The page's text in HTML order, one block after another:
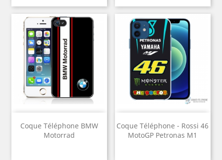
Coque Téléphone BMW
Motorrad
Coque Téléphone - Rossi 46
MotoGP Petronas M1